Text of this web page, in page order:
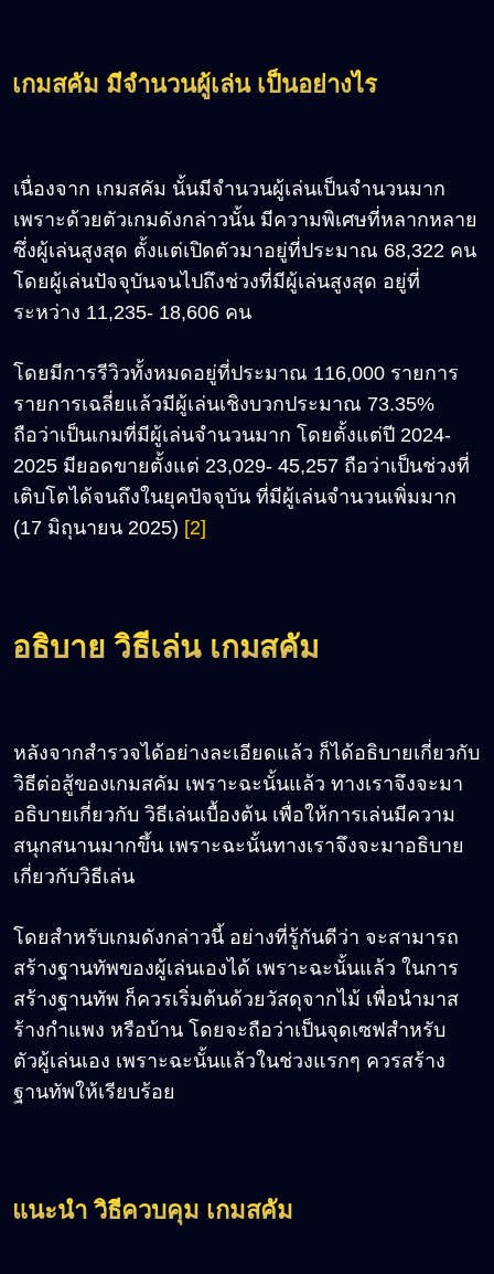
เกมสคัม มีจำนวนผู้เล่น เป็นอย่างไร
เนื่องจาก เกมสคัม นั้นมีจำนวนผู้เล่นเป็นจำนวนมาก
เพราะด้วยตัวเกมดังกล่าวนั้น มีความพิเศษที่หลากหลาย
ซึ่งผู้เล่นสูงสุด ตั้งแต่เปิดตัวมาอยู่ที่ประมาณ 68,322 คน
โดยผู้เล่นปัจจุบันจนไปถึงช่วงที่มีผู้เล่นสูงสุด อยู่ที่
ระหว่าง 11,235- 18,606 คน
โดยมีการรีวิวทั้งหมดอยู่ที่ประมาณ 116,000 รายการ
รายการเฉลี่ยแล้วมีผู้เล่นเชิงบวกประมาณ 73.35%
ถือว่าเป็นเกมที่มีผู้เล่นจำนวนมาก โดยตั้งแต่ปี 2024-
2025 มียอดขายตั้งแต่ 23,029- 45,257 ถือว่าเป็นช่วงที่
เติบโตได้จนถึงในยุคปัจจุบัน ที่มีผู้เล่นจำนวนเพิ่มมาก
(17 มิถุนายน 2025) [2]
อธิบาย วิธีเล่น เกมสคัม
หลังจากสำรวจได้อย่างละเอียดแล้ว ก็ได้อธิบายเกี่ยวกับ
วิธีต่อสู้ของเกมสคัม เพราะฉะนั้นแล้ว ทางเราจึงจะมา
อธิบายเกี่ยวกับ วิธีเล่นเบื้องต้น เพื่อให้การเล่นมีความ
สนุกสนานมากขึ้น เพราะฉะนั้นทางเราจึงจะมาอธิบาย
เกี่ยวกับวิธีเล่น
โดยสำหรับเกมดังกล่าวนี้ อย่างที่รู้กันดีว่า จะสามารถ
สร้างฐานทัพของผู้เล่นเองได้ เพราะฉะนั้นแล้ว ในการ
สร้างฐานทัพ ก็ควรเริ่มต้นด้วยวัสดุจากไม้ เพื่อนำมาส
ร้างกำแพง หรือบ้าน โดยจะถือว่าเป็นจุดเซฟสำหรับ
ตัวผู้เล่นเอง เพราะฉะนั้นแล้วในช่วงแรกๆ ควรสร้าง
ฐานทัพให้เรียบร้อย
แนะนำ วิธีควบคุม เกมสคัม